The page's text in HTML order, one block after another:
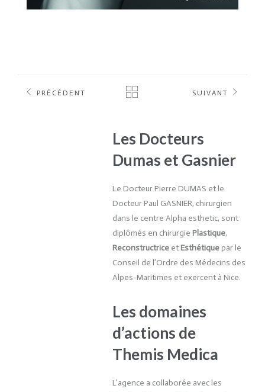
PRÉCÉDENT SUIVANT
Les Docteurs
Dumas et Gasnier
Le Docteur Pierre DUMAS et le
Docteur Paul GASNIER, chirurgien
dans le centre Alpha esthetic, sont
diplômés en chirurgie Plastique,
Reconstructrice etEsthétiquepar le
Conseil de l’Ordre des Médecins des
Alpes-Maritimes et exercent à Nice.
Les domaines
d’actions de
Themis Medica
L’agence a collaborée avec les